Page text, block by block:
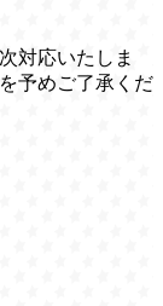
対応いたしま
予めご了承くだ